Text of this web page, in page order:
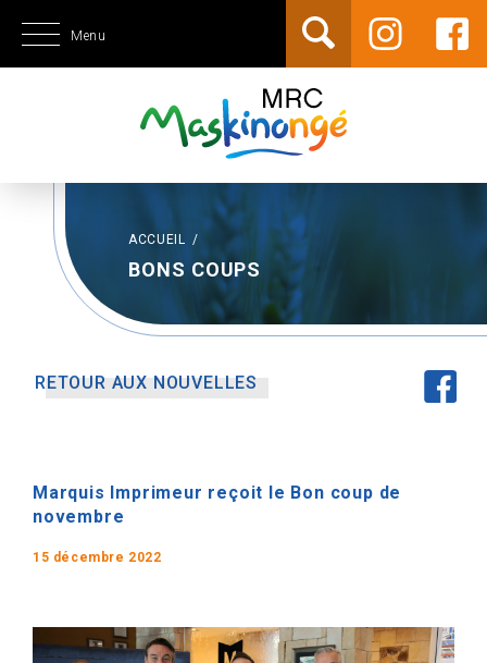
Menu
ACCUEIL /
BONS COUPS
RETOUR AUX NOUVELLES
Marquis Imprimeur reçoit le Bon coup de
novembre
15 décembre 2022